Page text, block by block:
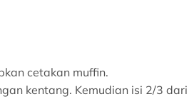
cetakan muffin.
kentang. Kemudian isi 2/3 dari